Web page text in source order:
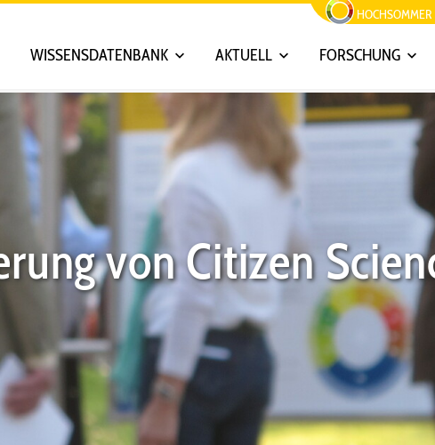
HOCHSOMMER
WISSENSDATENBANK AKTUELL FORSCHUNG
von Citizen